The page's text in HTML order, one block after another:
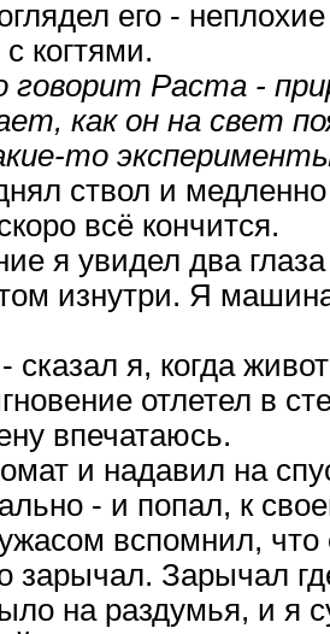
его -
когтями.
говорит Раста -
как он на свет
то
ствол и
всё кончится.
я увидел два
изнутри. Я
- сказал я, когда
отлетел в
впечатаюсь.
и надавил на
- и попал, к
вспомнил,
зарычал. Зарычал
на раздумья, и я